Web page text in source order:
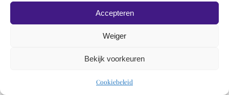
Accepteren
Weiger
Bekijk voorkeuren
Cookiebeleid